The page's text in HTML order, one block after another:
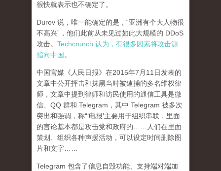
很快就表示也不确定了。
Durov 说，唯一能确定的是，“亚洲有个大人物很
不高兴”，他们此前从未见过如此大规模的 DDoS
攻击。 Techcrunch 认为，有很多因素将攻击源
指向中国 。
中国官媒《人民日报》在2015年7月11日发表的
文章中公开抨击和抹黑当时被逮捕的多名维权律
师，文章中提到律师和访民使用的通信工具是微
信、QQ 群和 Telegram，其中 Telegram 被多次
突出和强调，称“‘电报’主要用于组织串联，里面
的言论基本都是攻击党和政府的……人们在里面
策划、组织各种声援活动，可以设定时间删除图
片和文字……
Telegram 包含了信息自毁功能、支持端对端加